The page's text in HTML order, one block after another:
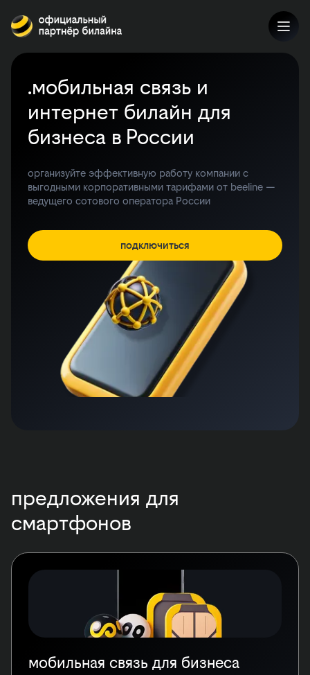
.мобильная связь и
интернет билайн для
бизнеса в России
организуйте эффективную работу компании с
выгодными корпоративными тарифами от beeline —
ведущего сотового оператора России
подключиться
предложения для
смартфонов
мобильная связь для бизнеса